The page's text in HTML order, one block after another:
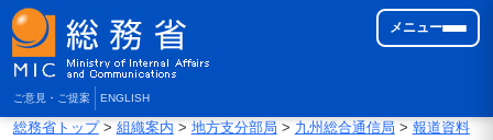
ご意見・ご提案 ENGLISH
メニュー
総務省トップ> 組織案内 > 地方支分部局 > 九州総合通信局 > 報道資料